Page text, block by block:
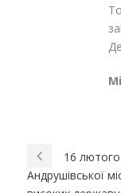
16 лютого
Андрушівської